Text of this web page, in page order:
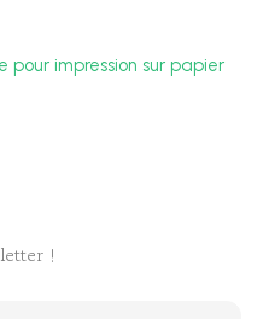
impression sur papier
!